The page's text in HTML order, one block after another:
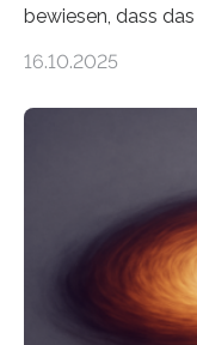
bewiesen, dass
Größenordnung
Quantenmotoren
die Herleitung.
Energie in
16.10.2025